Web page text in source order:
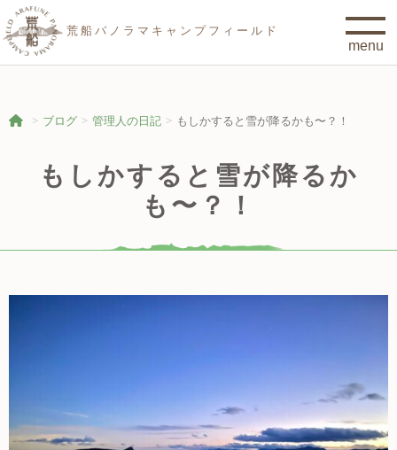
荒船パノラマキャンプフィールド
ブログ 管理人の日記 もしかすると雪が降るかも〜？！
もしかすると雪が降るか
も〜？！